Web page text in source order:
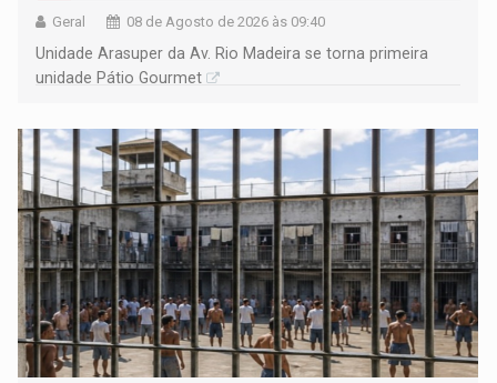
Geral 08 de Agosto de 2026 às 09:40
Unidade Arasuper da Av. Rio Madeira se torna primeira
unidade Pátio Gourmet